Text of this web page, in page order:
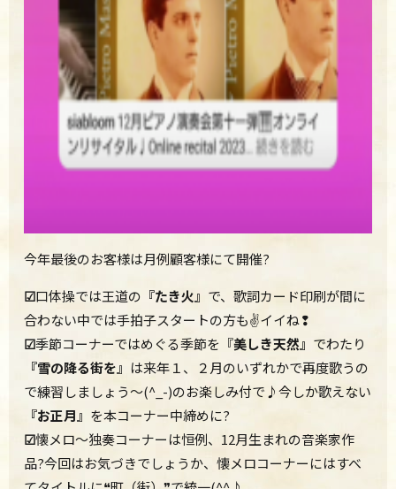
今年最後のお客様は月例顧客様にて開催?
☑口体操では王道の 『たき火』 で、歌詞カード印刷が間に
合わない中では手拍子スタートの方も✌イイね❢
☑季節コーナーではめぐる季節を『美しき天然』 でわたり
『雪の降る街を』 は来年１、２月のいずれかで再度歌うの
で練習しましょう～(^_-)のお楽しみ付で♪今しか歌えない
『お正月』 を本コーナー中締めに?
☑懐メロ～独奏コーナーは恒例、12月生まれの音楽家作
品?今回はお気づきでしょうか、懐メロコーナーにはすべ